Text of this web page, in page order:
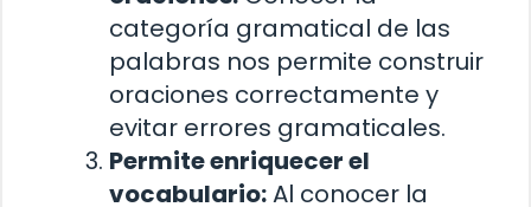
categoría gramatical de las
palabras nos permite construir
oraciones correctamente y
evitar errores gramaticales.
Permite enriquecer el
vocabulario:Al conocer la